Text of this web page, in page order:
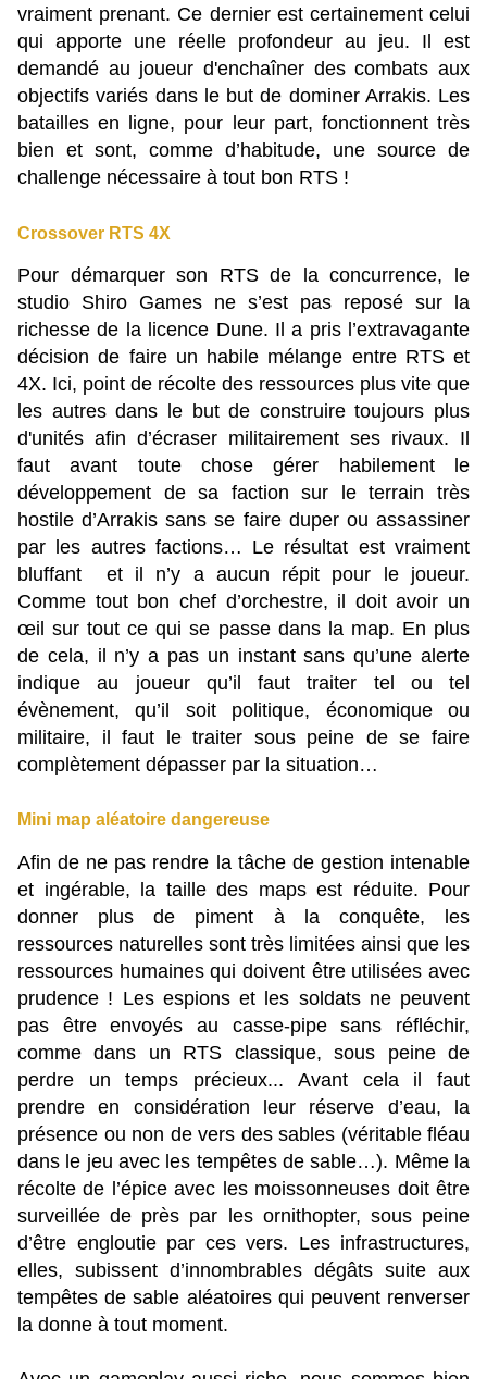
vraiment prenant. Ce dernier est certainement celui
qui apporte une réelle profondeur au jeu. Il est
demandé au joueur d'enchaîner des combats aux
objectifs variés dans le but de dominer Arrakis. Les
batailles en ligne, pour leur part, fonctionnent très
bien et sont, comme d’habitude, une source de
challenge nécessaire à tout bon RTS !
Crossover RTS 4X
Pour démarquer son RTS de la concurrence, le
studio Shiro Games ne s’est pas reposé sur la
richesse de la licence Dune. Il a pris l’extravagante
décision de faire un habile mélange entre RTS et
4X. Ici, point de récolte des ressources plus vite que
les autres dans le but de construire toujours plus
d'unités afin d’écraser militairement ses rivaux. Il
faut avant toute chose gérer habilement le
développement de sa faction sur le terrain très
hostile d’Arrakis sans se faire duper ou assassiner
par les autres factions… Le résultat est vraiment
bluffant et il n’y a aucun répit pour le joueur.
Comme tout bon chef d’orchestre, il doit avoir un
œil sur tout ce qui se passe dans la map. En plus
de cela, il n’y a pas un instant sans qu’une alerte
indique au joueur qu’il faut traiter tel ou tel
évènement, qu’il soit politique, économique ou
militaire, il faut le traiter sous peine de se faire
complètement dépasser par la situation…
Mini map aléatoire dangereuse
Afin de ne pas rendre la tâche de gestion intenable
et ingérable, la taille des maps est réduite. Pour
donner plus de piment à la conquête, les
ressources naturelles sont très limitées ainsi que les
ressources humaines qui doivent être utilisées avec
prudence ! Les espions et les soldats ne peuvent
pas être envoyés au casse-pipe sans réfléchir,
comme dans un RTS classique, sous peine de
perdre un temps précieux... Avant cela il faut
prendre en considération leur réserve d’eau, la
présence ou non de vers des sables (véritable fléau
dans le jeu avec les tempêtes de sable…). Même la
récolte de l’épice avec les moissonneuses doit être
surveillée de près par les ornithopter, sous peine
d’être engloutie par ces vers. Les infrastructures,
elles, subissent d’innombrables dégâts suite aux
tempêtes de sable aléatoires qui peuvent renverser
la donne à tout moment.